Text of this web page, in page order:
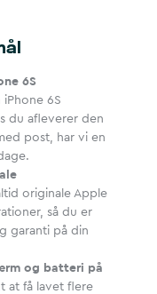
6S
6S
du afleverer den
post, har vi en
originale Apple
så du er
garanti på din
og batteri på
at få lavet flere